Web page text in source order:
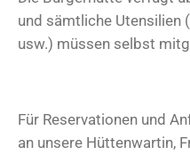
und sämtliche Utensilien
usw.) müssen selbst
Für Reservationen und
an unsere Hüttenwartin,